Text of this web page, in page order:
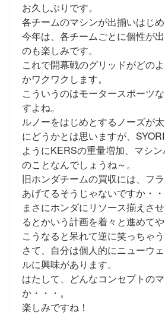
お久しぶりです。
各チームのマシンが出揃いはじめ
今年は、各チームごとに個性が
のも楽しみです。
これで開幕戦のグリッドがどの
かワクワクします。
こういうのはモータースポーツ
すよね。
ルノーをはじめとするノーズが
にどうかとは思いますが、
ようにKERSの重量増加、マシ
のことなんでしょうね～。
旧ホンダチームの買収には、フ
あげてるそうじゃないですか・・
まさにホンダにリソース揃えさ
るとかいう計画を着々と進めてや
こうなると呆れて逆に笑っちゃう
さて、自分は個人的にニューウ
ルに興味があります。
はたして、どんなコンセプトの
か・・・。
楽しみですね！